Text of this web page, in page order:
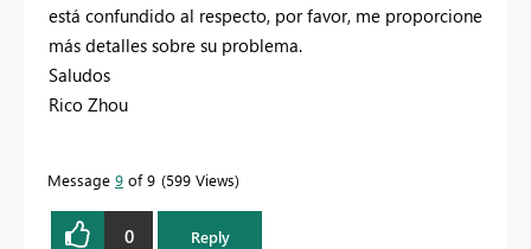
está confundido al respecto, por favor, me proporcione
más detalles sobre su problema.
Saludos
Rico Zhou
Message 9 of 9 599 Views
0 Reply